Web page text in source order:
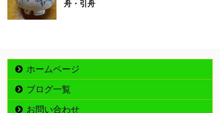
舟・引舟
ホームページ
ブログ一覧
お問い合わせ